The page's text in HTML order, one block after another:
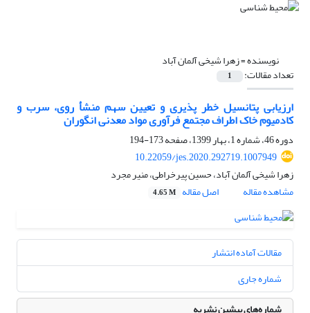
نویسنده =زهرا شیخی آلمان آباد
تعداد مقالات: 1
ارزیابی پتانسیل خطر پذیری و تعیین سهم منشأ روی، سرب و
کادمیوم خاک‌ اطراف مجتمع فرآوری مواد معدنی انگوران
دوره 46، شماره 1، بهار 1399، صفحه
173-194
10.22059/jes.2020.292719.1007949
زهرا شیخی آلمان آباد، حسین پیرخراطی، منیر مجرد
مشاهده مقاله
اصل مقاله 4.65 M
مقالات آماده انتشار
شماره جاری
شماره‌های پیشین نشریه